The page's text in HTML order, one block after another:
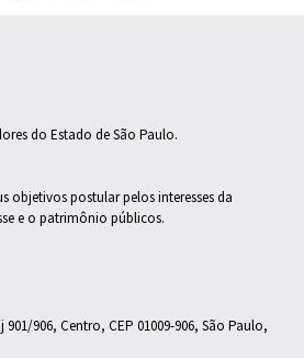
do Estado de São Paulo.
objetivos postular pelos interesses da
e o patrimônio públicos.
906, Centro, CEP 01009-906, São Paulo,